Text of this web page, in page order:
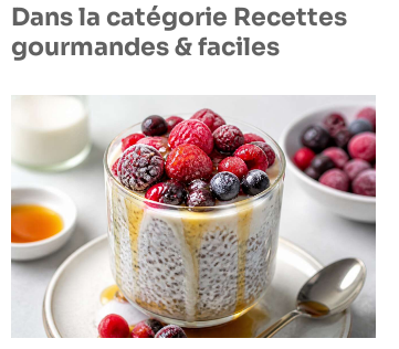
Dans la catégorie Recettes
gourmandes & faciles